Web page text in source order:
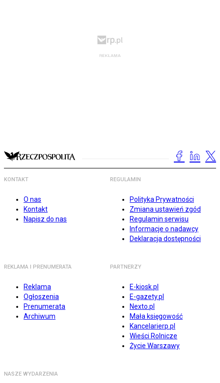
KONTAKT
O nas
Kontakt
Napisz do nas
REGULAMIN
Polityka Prywatności
Zmiana ustawień zgód
Regulamin serwisu
Informacje o nadawcy
Deklaracja dostępności
REKLAMA I PRENUMERATA
Reklama
Ogłoszenia
Prenumerata
Archiwum
PARTNERZY
E-kiosk.pl
E-gazety.pl
Nexto.pl
Mała księgowość
Kancelarierp.pl
Wieści Rolnicze
Życie Warszawy
NASZE WYDARZENIA